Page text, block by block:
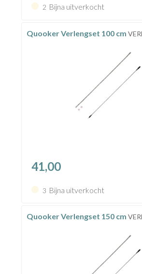
2 Bijna uitverkocht
Quooker Verlengset 100 cm
41,00
3 Bijna uitverkocht
Quooker Verlengset 150 cm